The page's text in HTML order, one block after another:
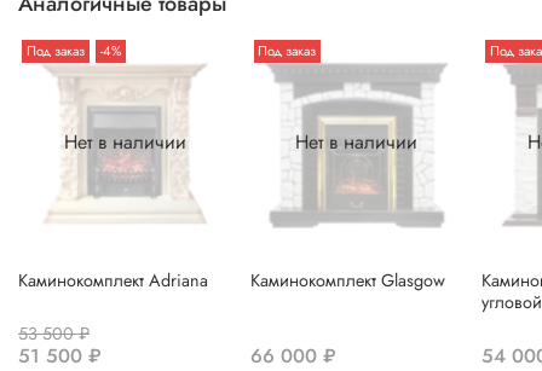
Нет в наличии
Под заказ -4%
Каминокомплект Adriana
53 500 ₽
51 500 ₽
Нет в наличии
Под заказ
Каминокомплект Glasgow
66 000 ₽
Под
угловой
54